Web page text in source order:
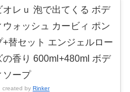
オレｕ 泡で出てくる ボデ
ウォッシュ カービィ ポン
+替セット エンジェルロー
の香り 600ml+480ml ボデ
ソープ
created by Rinker